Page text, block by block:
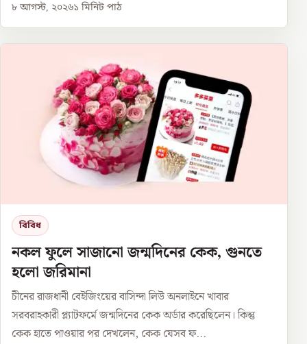
৮ আগস্ট, ২০২৬১ মিনিট পাঠ
বিবিধ
নকল ফুলে সাজানো জন্মদিনের কেক, গুনতে
হলো জরিমানা
চীনের রাজধানী বেইজিংয়ের বাসিন্দা লিউ অনলাইনে খাবার
সরবরাহকারী প্ল্যাটফর্মে জন্মদিনের কেক অর্ডার করেছিলেন। কিন্তু
কেক হাতে পাওয়ার পর দেখলেন, কেক যেসব ফ...